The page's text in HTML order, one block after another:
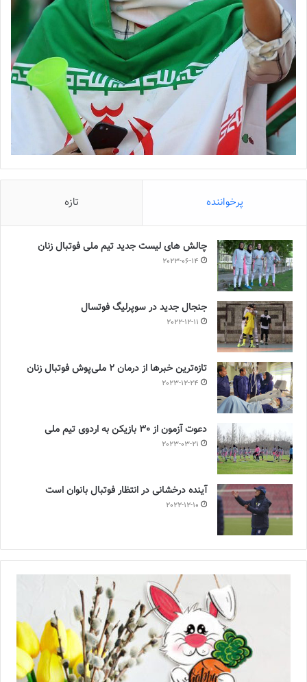
پرخواننده تازه
چالش هاى ليست جدید تيم ملى فوتبال زنان
2023-06-14
جنجال جدید در سوپرلیگ فوتسال
2022-12-11
تازه‌ترین خبرها از درمان ۲ ملی‌پوش فوتبال زنان
2023-12-24
دعوت آزمون از 30 بازیکن به اردوی تیم ملی
2023-03-21
آینده درخشانی در انتظار فوتبال بانوان است
2022-12-10